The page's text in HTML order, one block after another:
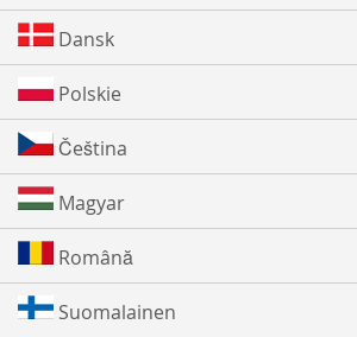
Dansk
Polskie
Čeština
Magyar
Română
Suomalainen